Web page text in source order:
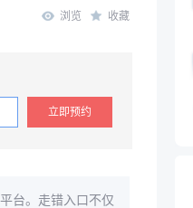
浏览 收藏
立即预约
台。走错入口不仅